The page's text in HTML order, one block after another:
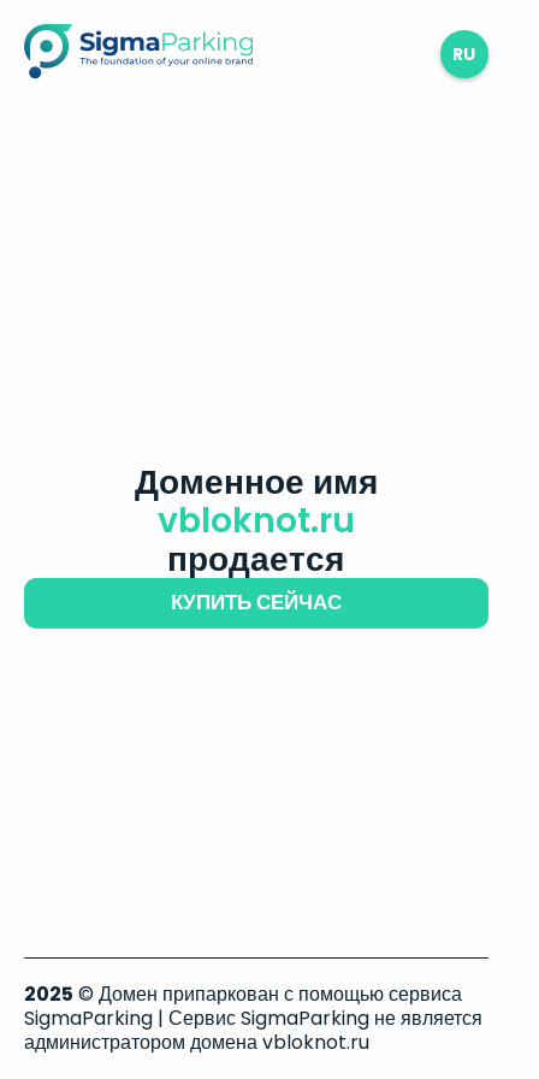
RU
Доменное имя
vbloknot.ru
продается
КУПИТЬ СЕЙЧАС
2025 © Домен припаркован с помощью сервиса
SigmaParking | Сервис SigmaParking не является
администратором домена vbloknot.ru